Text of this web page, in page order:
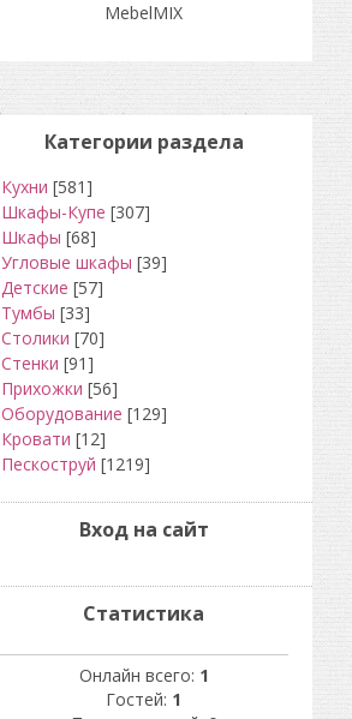
MebelMIX
Категории раздела
Кухни [581]
Шкафы-Купе [307]
Шкафы [68]
Угловые шкафы [39]
Детские [57]
Тумбы [33]
Столики [70]
Стенки [91]
Прихожки [56]
Оборудование [129]
Кровати [12]
Пескоструй [1219]
Вход на сайт
Статистика
Онлайн всего: 1
Гостей: 1